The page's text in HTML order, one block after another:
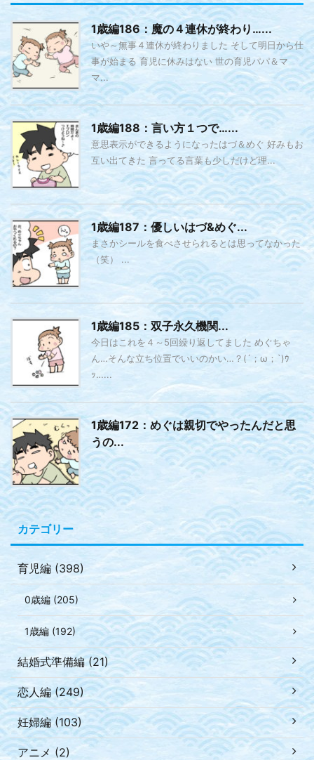
1歳編186：魔の４連休が終わり…...
いや～無事４連休が終わりました そして明日から仕
事が始まる 育児に休みはない 世の育児パパ＆マ
マ...
1歳編188：言い方１つで…...
意思表示ができるようになったはづ＆めぐ 好みもお
互い出てきた 言ってる言葉も少しだけど理...
1歳編187：優しいはづ&めぐ...
まさかシールを食べさせられるとは思ってなかった
（笑） ...
1歳編185：双子永久機関...
今日はこれを４～5回繰り返してました めぐちゃ
ん…そんな立ち位置でいいのかい…？(´；ω；`)ｳ
ｯ…...
1歳編172：めぐは親切でやったんだと思
うの...
カテゴリー
育児編 (398)
0歳編 (205)
1歳編 (192)
結婚式準備編 (21)
恋人編 (249)
妊婦編 (103)
アニメ (2)